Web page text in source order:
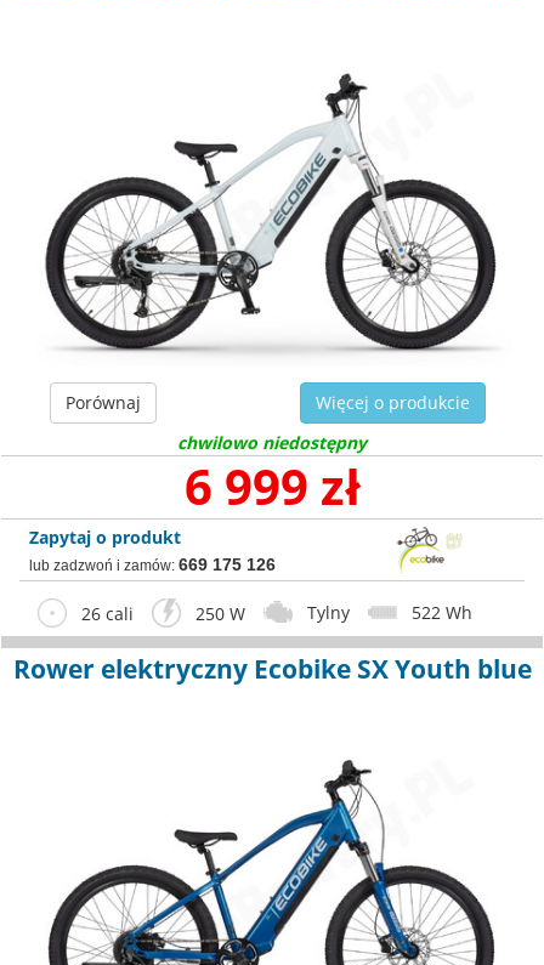
Porównaj
Więcej o produkcie
chwilowo niedostępny
6 999 zł
Zapytaj o produkt
lub zadzwoń i zamów: 669 175 126
26 cali 250 W Tylny 522 Wh
Rower elektryczny Ecobike SX Youth blue